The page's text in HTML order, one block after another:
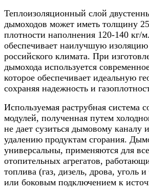
Теплоизоляционный слой
дымоходов может иметь толщину
плотности наполнения 120-140 кг/
обеспечивает наилучшую
российского климата. При
дымохода используется
которое обеспечивает идеальную
сохраняя надежность и
Используемая раструбная система
модулей, полученная путем
не дает сузиться дымовому каналу
удалению продуктам сгорания.
универсальны, применяются для
отопительных агрегатов,
топлива (газ, дизель, дрова, уголь
или боковым подключением к